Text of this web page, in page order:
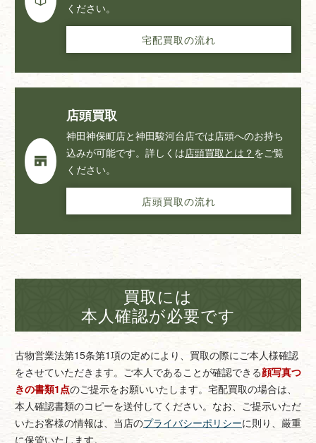
ください。
宅配買取の流れ
店頭買取
神田神保町店と神田駿河台店では店頭へのお持ち
込みが可能です。詳しくは店頭買取とは？ をご覧
ください。
店頭買取の流れ
買取には
本人確認が必要です
古物営業法第15条第1項の定めにより、買取の際にご本人様確認
をさせていただきます。 ご本人であることが確認できる顔写真つ
きの書類1点のご提示をお願いいたします。 宅配買取の場合は、
本人確認書類のコピーを送付してください。 なお、ご提示いただ
いたお客様の情報は、当店のプライバシーポリシーに則り、厳重
に保管いたします。